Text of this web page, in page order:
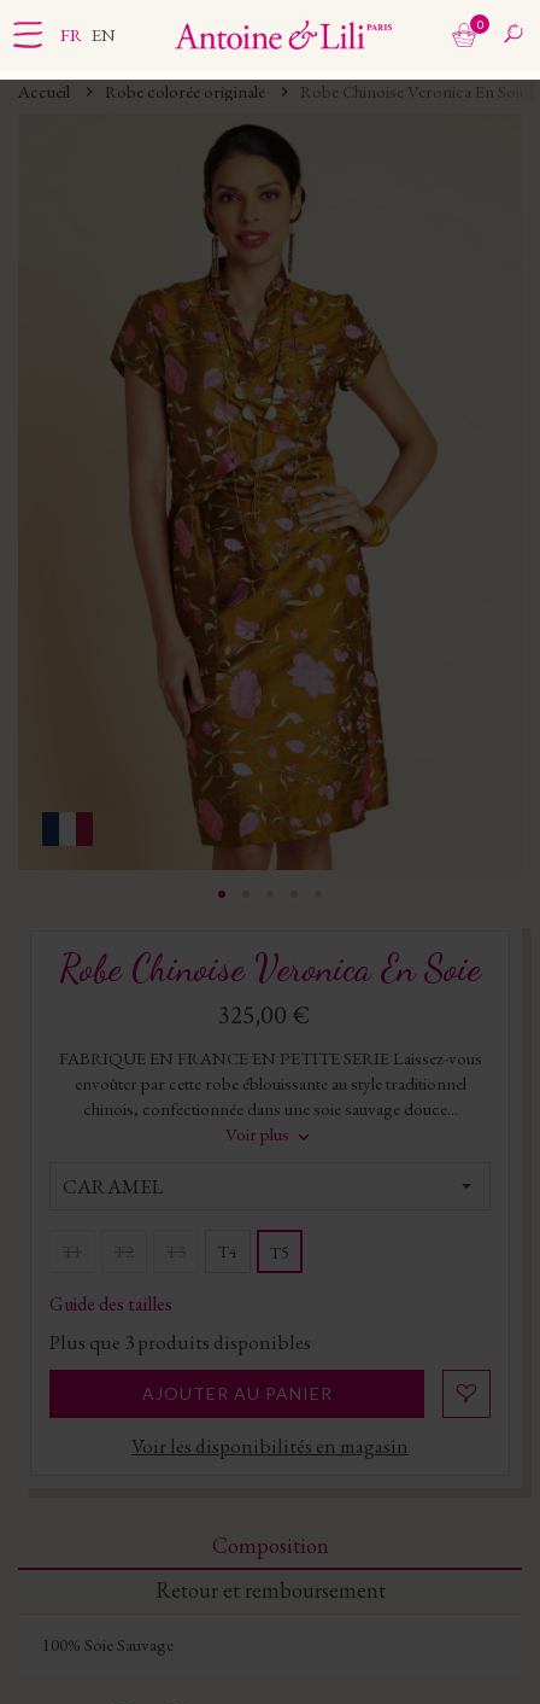
FR EN 0
Accueil Robe colorée originale Robe Chinoise Veronica En Soie
Robe Chinoise Veronica En Soie
325,00 €
FABRIQUE EN FRANCE EN PETITE SERIE Laissez-vous
envoûter par cette robe éblouissante au style traditionnel
chinois, confectionnée dans une soie sauvage douce...
Voir plus
CARAMEL
T4 T5
Guide des tailles
Plus que 3produits disponibles
AJOUTER AU PANIER
Voir les disponibilités en magasin
Composition
Retour et remboursement
100% Soie Sauvage